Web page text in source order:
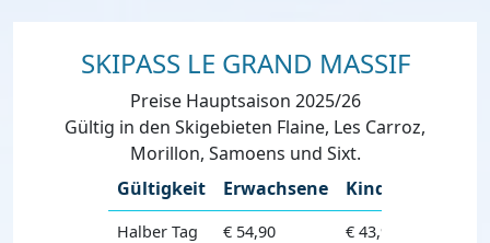
SKIPASS LE GRAND MASSIF
Preise Hauptsaison 2025/26
Gültig in den Skigebieten Flaine, Les Carroz,
Morillon, Samoens und Sixt.
Gültigkeit
Erwachsene Kinder
Halber Tag € 54,90
€ 43,90